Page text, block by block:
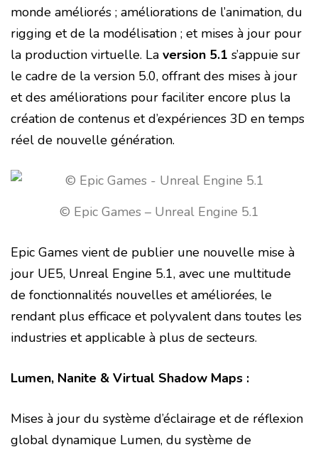
monde améliorés ; améliorations de l’animation, du
rigging et de la modélisation ; et mises à jour pour
la production virtuelle. La version 5.1 s’appuie sur
le cadre de la version 5.0, offrant des mises à jour
et des améliorations pour faciliter encore plus la
création de contenus et d’expériences 3D en temps
réel de nouvelle génération.
© Epic Games – Unreal Engine 5.1
Epic Games vient de publier une nouvelle mise à
jour UE5, Unreal Engine 5.1, avec une multitude
de fonctionnalités nouvelles et améliorées, le
rendant plus efficace et polyvalent dans toutes les
industries et applicable à plus de secteurs.
Lumen, Nanite & Virtual Shadow Maps :
Mises à jour du système d’éclairage et de réflexion
global dynamique Lumen, du système de